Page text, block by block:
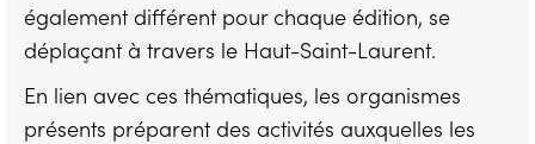
également différent pour chaque édition, se
déplaçant à travers le Haut-Saint-Laurent.
En lien avec ces thématiques, les organismes
présents préparent des activités auxquelles les